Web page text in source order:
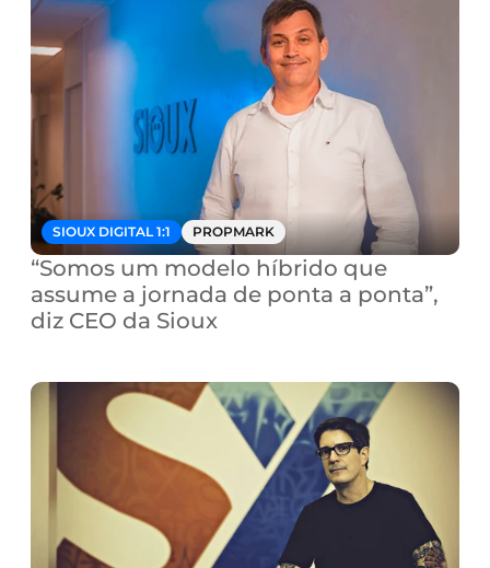
SIOUX DIGITAL 1:1 PROPMARK
“Somos um modelo híbrido que
assume a jornada de ponta a ponta”,
diz CEO da Sioux